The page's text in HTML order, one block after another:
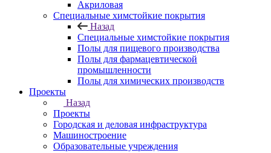
Акриловая
Специальные химстойкие покрытия
Назад
Специальные химстойкие покрытия
Полы для пищевого производства
Полы для фармацевтической
промышленности
Полы для химических производств
Проекты
Назад
Проекты
Городская и деловая инфраструктура
Машиностроение
Образовательные учреждения